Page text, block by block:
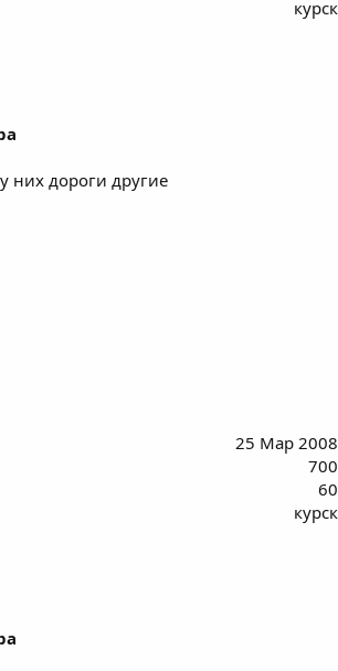
курск
них дороги другие
25 Мар 2008
700
60
курск